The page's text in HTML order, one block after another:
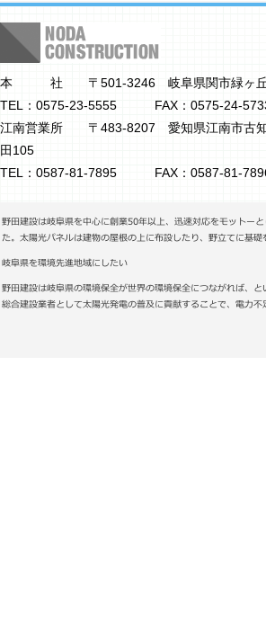
本 社 〒501-3246 岐阜県関市緑ヶ丘
TEL：0575-23-5555 FAX：0575-24-
江南営業所 〒483-8207 愛知県江南市古知
田105
TEL：0587-81-7895 FAX：0587-81-